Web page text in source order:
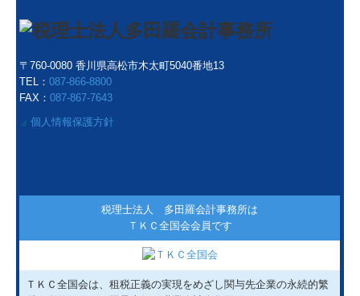
〒760-0080 香川県高松市木太町5040番地13
TEL： 087-866-8800
FAX： 087-867-7643
税理士法人 多田羅会計事務所は
ＴＫＣ全国会会員です